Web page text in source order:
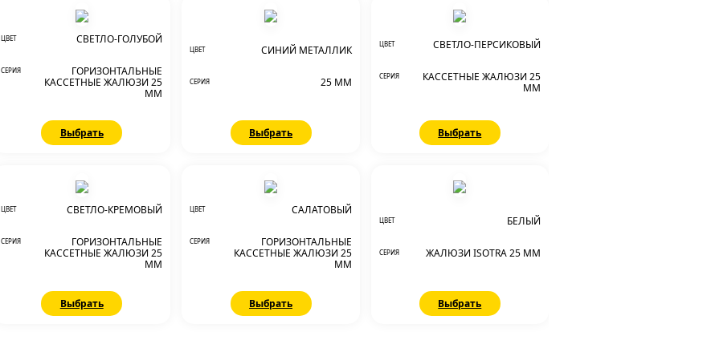
ЦВЕТ СВЕТЛО-ГОЛУБОЙ
СЕРИЯ
ГОРИЗОНТАЛЬНЫЕ
КАССЕТНЫЕ ЖАЛЮЗИ 25
ММ
Выбрать
ЦВЕТ СИНИЙ МЕТАЛЛИК
СЕРИЯ 25 ММ
Выбрать
ЦВЕТ СВЕТЛО-ПЕРСИКОВЫЙ
СЕРИЯ
КАССЕТНЫЕ ЖАЛЮЗИ 25
ММ
Выбрать
ЦВЕТ СВЕТЛО-КРЕМОВЫЙ
СЕРИЯ
ГОРИЗОНТАЛЬНЫЕ
КАССЕТНЫЕ ЖАЛЮЗИ 25
ММ
Выбрать
ЦВЕТ САЛАТОВЫЙ
СЕРИЯ
ГОРИЗОНТАЛЬНЫЕ
КАССЕТНЫЕ ЖАЛЮЗИ 25
ММ
Выбрать
ЦВЕТ БЕЛЫЙ
СЕРИЯ ЖАЛЮЗИ ISOTRA 25 ММ
Выбрать